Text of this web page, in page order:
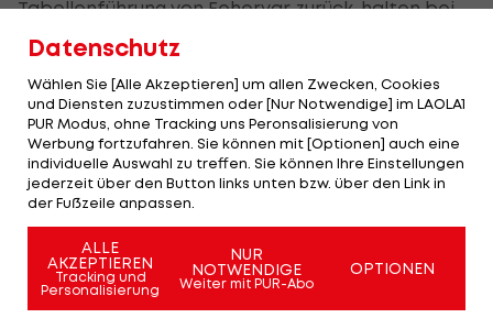
Tabellenführung von Fehervar zurück, halten bei
Punktegleichstand mit den Magyaren (jeweils 51
absolviert.
Salzburg muss die dritte Pleite am Stück
einstecken, hält bei 33 Punkten und liegt auf der
siebenten Position.
ICE Hockey League - Spielplan/Ergebnisse >>>
ICE Hockey League - Tabelle >>>
Datenschutz
Wählen Sie [Alle Akzeptieren] um allen Zwecken, Cookies
und Diensten zuzustimmen oder [Nur Notwendige] im LAOLA1
PUR Modus, ohne Tracking uns Peronsalisierung von
Werbung fortzufahren. Sie können mit [Optionen] auch eine
individuelle Auswahl zu treffen. Sie können Ihre Einstellungen
jederzeit über den Button links unten bzw. über den Link in
der Fußzeile anpassen.
ALLE
AKZEPTIEREN
Tracking und
Personalisierung
NUR
NOTWENDIGE
Weiter mit PUR-Abo
OPTIONEN